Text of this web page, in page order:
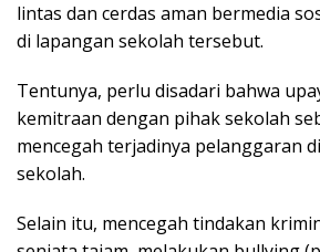
lintas dan cerdas aman bermedia
di lapangan sekolah tersebut.
Tentunya, perlu disadari bahwa
kemitraan dengan pihak sekolah
mencegah terjadinya pelanggaran
sekolah.
Selain itu, mencegah tindakan